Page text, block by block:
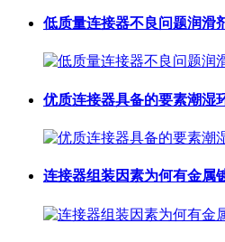
低质量连接器不良问题润滑
优质连接器具备的要素潮湿
连接器组装因素为何有金属